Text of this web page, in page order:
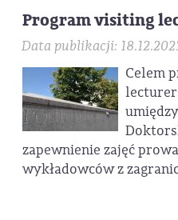
Program visiting
Data publikacji:
Celem
zapewnienie zajęć
wykładowców z